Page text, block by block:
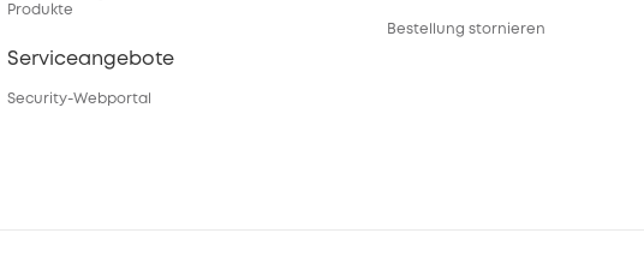
Produkte
Serviceangebote
Security-Webportal
Bestellung stornieren